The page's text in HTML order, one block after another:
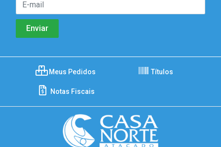
Meus Pedidos Títulos
Notas Fiscais